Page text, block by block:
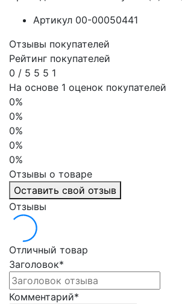
Артикул 00-00050441
Отзывы покупателей
Рейтинг покупателей
0 / 5 5 5 1
На основе 1 оценок покупателей
0%
0%
0%
0%
0%
Отзывы о товаре
Оставить свой отзыв
Отзывы
Отличный товар
Заголовок*
Комментарий*